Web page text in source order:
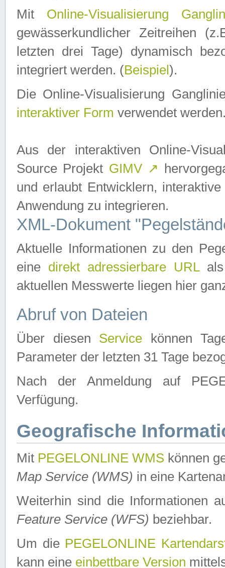
Mit Online-Visualisierung
gewässerkundlicher Zeitreihen
letzten drei Tage) dynamisch
integriert werden. (Beispiel ).
Die Online-Visualisierung
interaktiver Form verwendet
Aus der interaktiven Online-
Source Projekt GIMV ↗
und erlaubt Entwicklern,
Anwendung zu integrieren.
XML-Dokument
Aktuelle Informationen zu den
eine direkt adressierbare URLals
aktuellen Messwerte liegen hier
Abruf von Dateien
Über diesen Service können
Parameter der letzten 31 Tage
Nach der Anmeldung auf
Verfügung.
Geografische
Mit PEGELONLINE WMS können
Map Service (WMS) in eine
Weiterhin sind die Informationen
Feature Service (WFS) beziehbar.
Um die PEGELONLINE
kann eine einbettbare Version